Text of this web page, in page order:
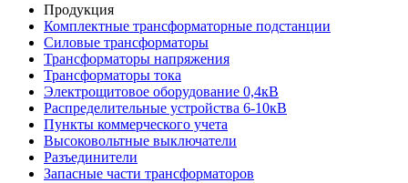
Продукция
Комплектные трансформаторные подстанции
Силовые трансформаторы
Трансформаторы напряжения
Трансформаторы тока
Электрощитовое оборудование 0,4кВ
Распределительные устройства 6-10кВ
Пункты коммерческого учета
Высоковольтные выключатели
Разъединители
Запасные части трансформаторов